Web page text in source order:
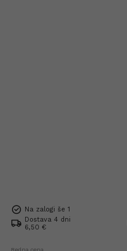
Na zalogi še 1
Dostava 4 dni
6,50 €
Redna cena